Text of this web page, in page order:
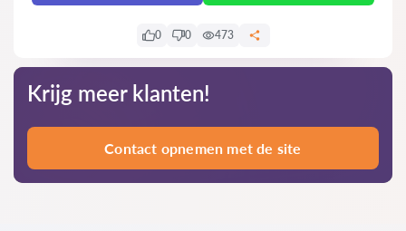
0 0 473
Krijg meer klanten!
Contact opnemen met de site